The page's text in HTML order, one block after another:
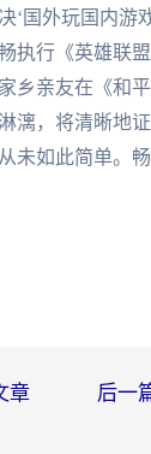
‘国外玩国内游
执行《英雄联盟
乡亲友在《和
漓，将清晰地
未如此简单。
章 后一